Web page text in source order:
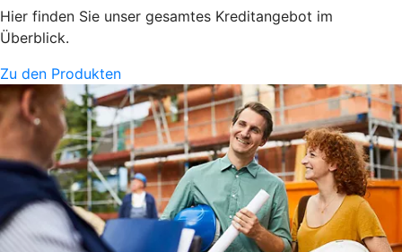
Hier finden Sie unser gesamtes Kreditangebot im
Überblick.
Zu den Produkten